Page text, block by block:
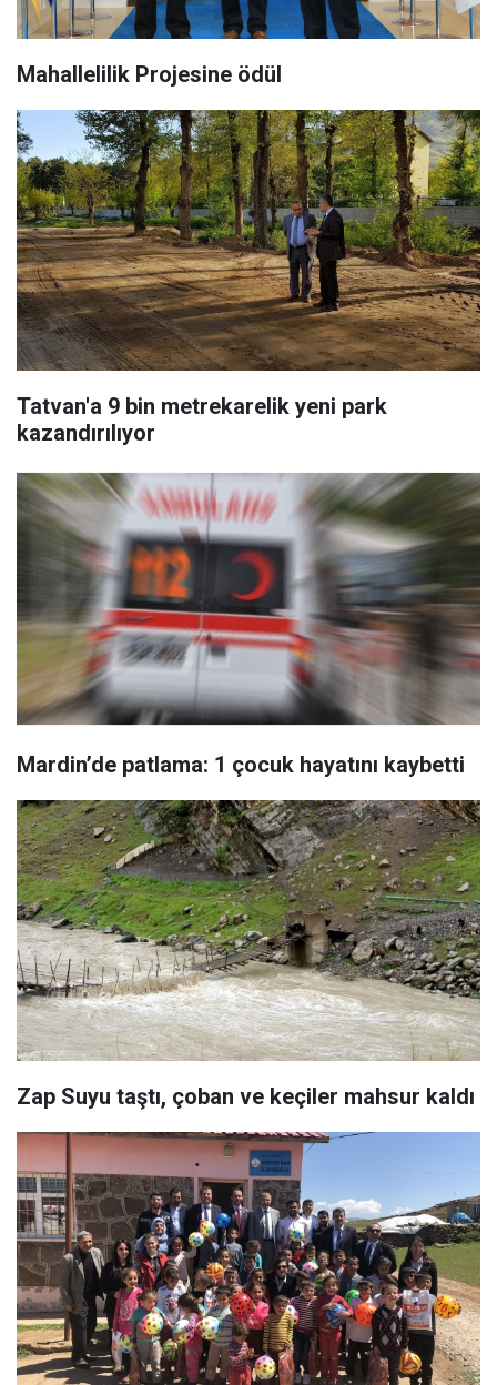
Mahallelilik Projesine ödül
Tatvan'a 9 bin metrekarelik yeni park
kazandırılıyor
Mardin’de patlama: 1 çocuk hayatını kaybetti
Zap Suyu taştı, çoban ve keçiler mahsur kaldı